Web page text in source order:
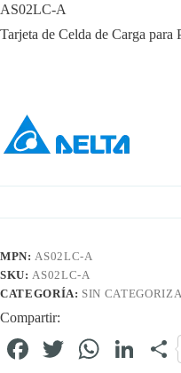
AS02LC-A
Tarjeta de Celda de Carga
MPN: AS02LC-A
SKU: AS02LC-A
CATEGORÍA: SIN
Compartir:
Fa T
W
Li C